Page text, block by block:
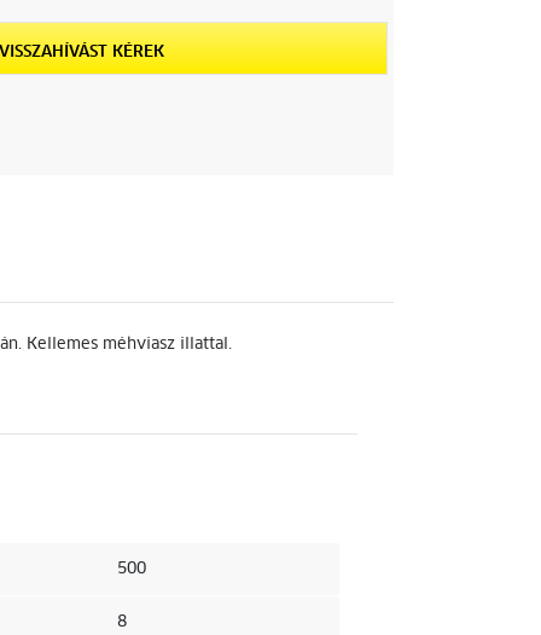
KÉREK
Kellemes méhviasz illattal.
500
8